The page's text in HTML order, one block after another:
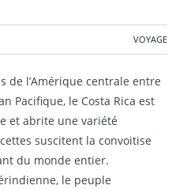
VOYAGE
de l’Amérique centrale entre
Pacifique, le Costa Rica est
et abrite une variété
suscitent la convoitise
du monde entier.
le peuple